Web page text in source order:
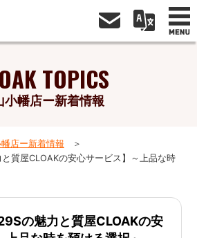
TOPICS
小幡店ー新着情報
店ー新着情報
と質屋CLOAKの安心サービス】～上品な時
の魅力と質屋CLOAKの安